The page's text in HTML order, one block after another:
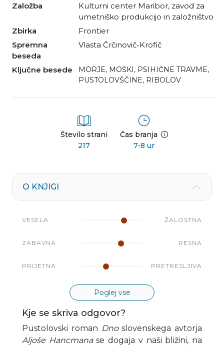
Založba
Kulturni center Maribor, zavod za
umetniško produkcijo in založništvo
Zbirka
Frontier
Spremna
beseda
Vlasta Črčinovič-Krofič
Ključne besede MORJE, MOŠKI, PSIHIČNE TRAVME,
PUSTOLOVŠČINE, RIBOLOV
Število strani
217
Čas branja
7-8 ur
O KNJIGI
VESELA ŽALOSTNA
ZABAVNA RESNA
PRIJETNA PRETRESLJIVA
Poglej vse
Kje se skriva odgovor?
Pustolovski roman Dnoslovenskega avtorja
Aljoše Hancmanase dogaja v naši bližini, na